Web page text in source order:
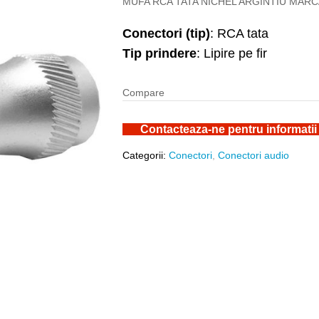
Conectori (tip): RCA tata
Tip prindere: Lipire pe fir
Compare
Contacteaza-ne pentru informatii
Categorii:Conectori ,Conectori audio